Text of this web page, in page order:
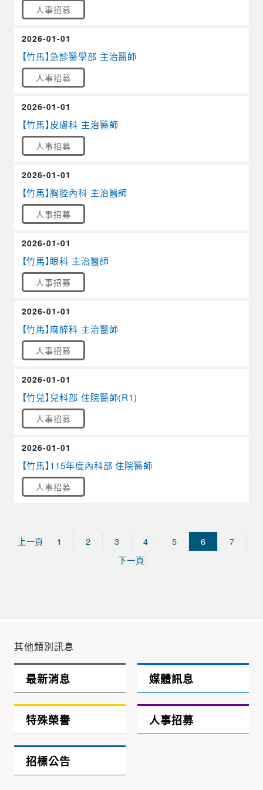
人事招募
【竹馬】急診醫學部 主治醫師
人事招募
2026-01-01
【竹馬】皮膚科 主治醫師
人事招募
2026-01-01
【竹馬】胸腔內科 主治醫師
人事招募
2026-01-01
【竹馬】眼科 主治醫師
人事招募
2026-01-01
【竹馬】麻醉科 主治醫師
人事招募
2026-01-01
【竹兒】兒科部 住院醫師(R1)
人事招募
2026-01-01
【竹馬】115年度內科部 住院醫師
人事招募
2026-01-01
上一頁 1 2 3 4 5 6
7
下一頁
其他類別訊息
最新消息 媒體訊息
特殊榮譽 人事招募
招標公告